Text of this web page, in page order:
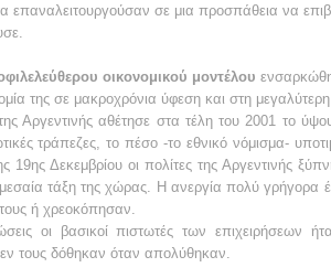
επαναλειτουργούσαν σε μια προσπάθεια να
οικονομικού μοντέλου
της σε μακροχρόνια ύφεση και στη
Αργεντινής αθέτησε στα τέλη του 2001 το
τράπεζες, το πέσο -το εθνικό νόμισμα-
19ης Δεκεμβρίου οι πολίτες της Αργεντινής
τάξη της χώρας. Η ανεργία πολύ γρήγορα
ή χρεοκόπησαν.
οι βασικοί πιστωτές των επιχειρήσεων
τους δόθηκαν όταν απολύθηκαν.